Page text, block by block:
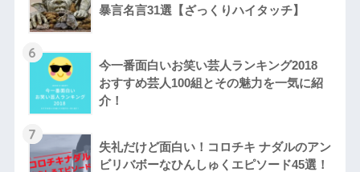
暴言名言31選【ざっくりハイタッチ】
6
今一番面白いお笑い芸人ランキング2018
おすすめ芸人100組とその魅力を一気に紹
介！
7
失礼だけど面白い！コロチキ ナダルのアン
ビリバボーなひんしゅくエピソード45選！